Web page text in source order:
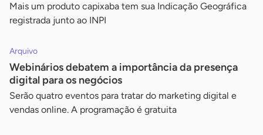
Mais um produto capixaba tem sua Indicação Geográfica
registrada junto ao INPI
Arquivo
Webinários debatem a importância da presença
digital para os negócios
Serão quatro eventos para tratar do marketing digital e
vendas online. A programação é gratuita